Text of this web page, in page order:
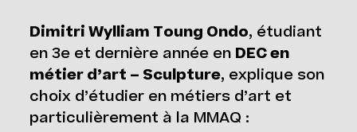
Dimitri Wylliam Toung Ondo, étudiant
en 3e et dernière année en DEC en
métier d’art – Sculpture, explique son
choix d’étudier en métiers d’art et
particulièrement à la MMAQ :